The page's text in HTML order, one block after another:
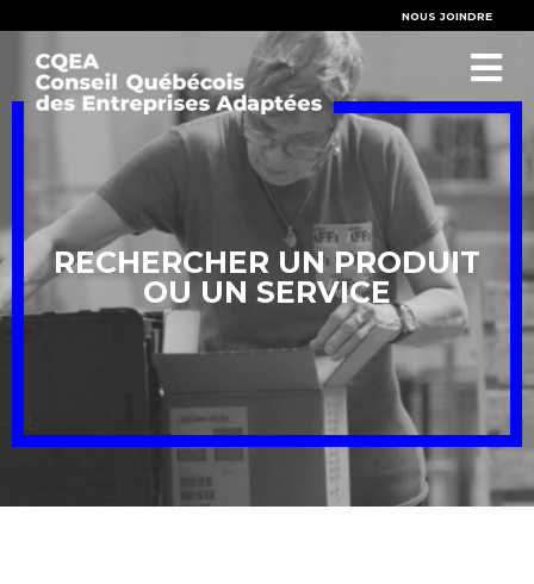
NOUS JOINDRE
RECHERCHER UN PRODUIT
OU UN SERVICE